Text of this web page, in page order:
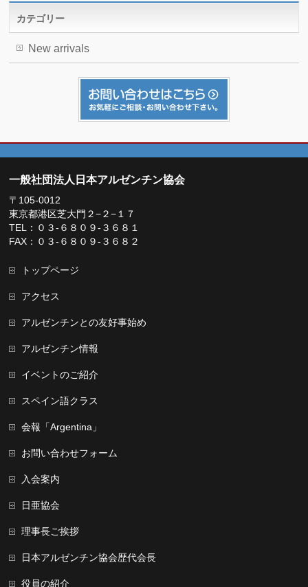
カテゴリー
New arrivals
一般社団法人日本アルゼンチン協会
〒105-0012
東京都港区芝大門２−２−１７
TEL：０３-６８０９-３６８１
FAX：０３-６８０９-３６８２
トップページ
アクセス
アルゼンチンとの友好事始め
アルゼンチン情報
イベントのご紹介
スペイン語クラス
会報「Argentina」
お問い合わせフォーム
入会案内
日亜協会
理事長ご挨拶
日本アルゼンチン協会歴代会長
役員の紹介